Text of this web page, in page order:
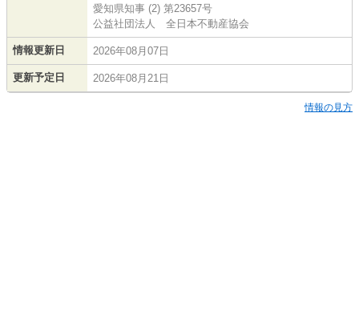
愛知県知事 (2) 第23657号
公益社団法人 全日本不動産協会
情報更新日 2026年08月07日
更新予定日 2026年08月21日
情報の見方